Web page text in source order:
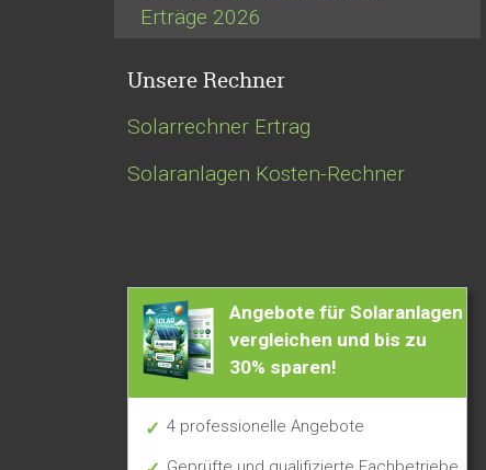
Erträge 2026
Unsere Rechner
überspringen
Solarrechner Ertrag
Solaranlagen Kosten-Rechner
Angebote für Solaranlagen
vergleichen und bis zu
30% sparen!
4 professionelle Angebote